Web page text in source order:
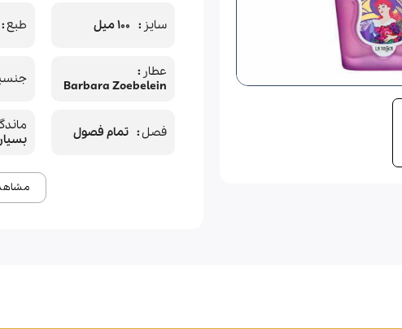
سایز 100 میل طبع
عطار
Barbara Zoebelein
فصل تمام فصول